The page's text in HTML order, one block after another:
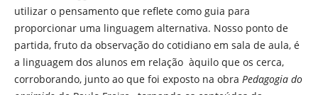
utilizar o pensamento que reflete como guia para
proporcionar uma linguagem alternativa. Nosso ponto de
partida, fruto da observação do cotidiano em sala de aula, é
a linguagem dos alunos em relação àquilo que os cerca,
corroborando, junto ao que foi exposto na obra Pedagogia do